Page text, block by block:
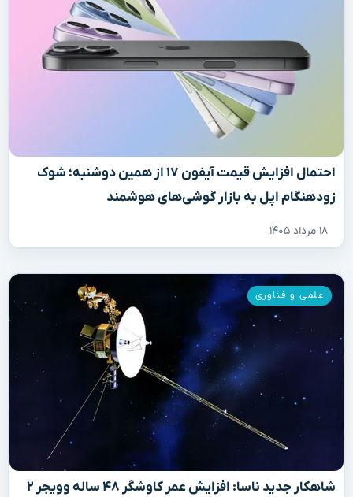
احتمال افزایش قیمت آیفون ۱۷ از همین دوشنبه؛ شوک
زودهنگام اپل به بازار گوشی‌های هوشمند
۱۸ مرداد ۱۴۰۵
شاهکار جدید ناسا: افزایش عمر کاوشگر ۴۸ ساله وویجر ۲
علمی و فناوری